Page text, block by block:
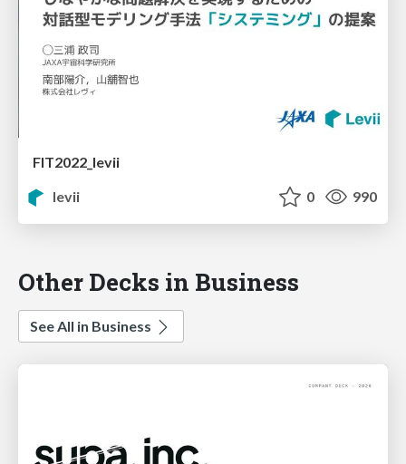
FIT2022_levii
levii
0 990
Other Decks in Business
See All in Business